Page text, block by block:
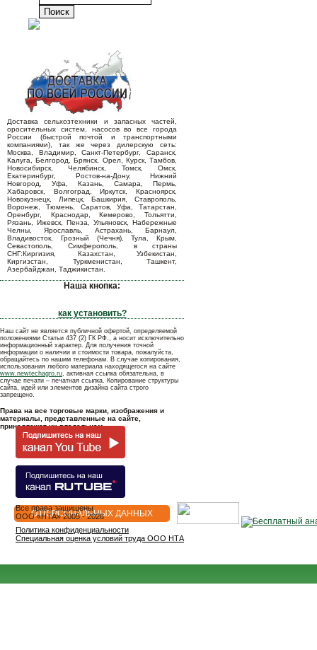
Доставка сельхозтехники и запасных частей,
оросительных систем, насосов во все города
России (быстрой почтой и транспортными
компаниями), так же через дилерскую сеть:
Москва, Владимир, Санкт-Петербург, Саранск,
Калуга, Белгород, Брянск, Орел, Курск, Тамбов,
Новосибирск, Челябинск, Томск, Омск,
Екатеринбург, Ростов-на-Дону, Нижний
Новгород, Уфа, Казань, Самара, Пермь,
Хабаровск, Волгоград, Иркутск, Красноярск,
Новокузнецк, Липецк, Башкирия, Ставрополь,
Воронеж, Тюмень, Саратов, Уфа, Татарстан,
Оренбург, Краснодар, Кемерово, Тольятти,
Рязань, Ижевск, Пенза, Ульяновск, Набережные
Челны, Ярославль, Астрахань, Барнаул,
Владивосток, Грозный (Чечня), Тула, Крым,
Севастополь, Симферополь, в страны
СНГ:Киргизия, Казахстан, Узбекистан,
Киргизстан, Туркменистан, Ташкент,
Азербайджан, Таджикистан.
Наша кнопка:
как установить?
Наш сайт не является публичной офертой, определяемой
положениями Статьи 437 (2) ГК РФ., а носит исключительно
информационный характер. Для получения точной
информации о наличии и стоимости товара, пожалуйста,
обращайтесь по нашим телефонам. В случае копирования,
использования любого материала находящегося на сайте
www.newtechagro.ru, активная ссылка обязательна, в
случае печати – печатная ссылка. Копирование структуры
сайта, идей или элементов дизайна сайта строго
запрещено.
Права на все торговые марки, изображения и
материалы, представленные на сайте,
принадлежат их владельцам.
О ПЕРСОНАЛЬНЫХ ДАННЫХ
Все права защищены
OOO «НТА» 2005 - 2026
Политика конфиденциальности
Специальная оценка условий труда ООО НТА